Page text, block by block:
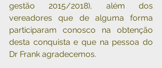
gestão 2015/2018), além dos
vereadores que de alguma forma
participaram conosco na obtenção
desta conquista e que na pessoa do
Dr Frank agradecemos.